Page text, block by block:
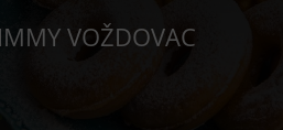
VOŽDOVAC